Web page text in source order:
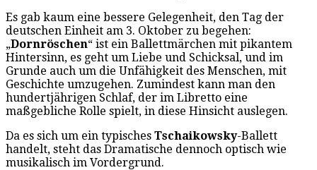
Es gab kaum eine bessere Gelegenheit, den Tag der
deutschen Einheit am 3. Oktober zu begehen:
„Dornröschen“ ist ein Ballettmärchen mit pikantem
Hintersinn, es geht um Liebe und Schicksal, und im
Grunde auch um die Unfähigkeit des Menschen, mit
Geschichte umzugehen. Zumindest kann man den
hundertjährigen Schlaf, der im Libretto eine
maßgebliche Rolle spielt, in diese Hinsicht auslegen.
Da es sich um ein typisches Tschaikowsky-Ballett
handelt, steht das Dramatische dennoch optisch wie
musikalisch im Vordergrund.